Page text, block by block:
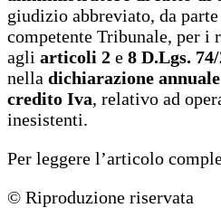
giudizio abbreviato, da parte
competente Tribunale, per i
agli articoli 2 e 8 D.Lgs.
nella dichiarazione
credito Iva, relativo ad
inesistenti.
Per leggere l’articolo
© Riproduzione riservata